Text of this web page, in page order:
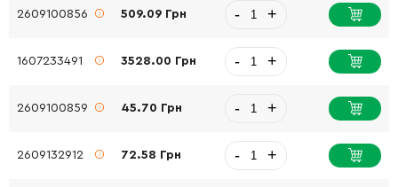
2609100856 509.09 Грн - +
1607233491 3528.00 Грн - +
2609100859 45.70 Грн - +
2609132912 72.58 Грн - +